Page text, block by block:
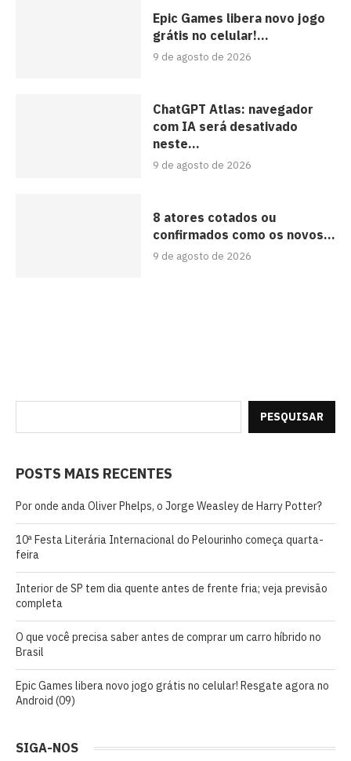
Epic Games libera novo jogo
grátis no celular!...
9 de agosto de 2026
ChatGPT Atlas: navegador
com IA será desativado
neste...
9 de agosto de 2026
8 atores cotados ou
confirmados como os novos...
9 de agosto de 2026
PESQUISAR
POSTS MAIS RECENTES
Por onde anda Oliver Phelps, o Jorge Weasley de Harry Potter?
10ª Festa Literária Internacional do Pelourinho começa quarta-
feira
Interior de SP tem dia quente antes de frente fria; veja previsão
completa
O que você precisa saber antes de comprar um carro híbrido no
Brasil
Epic Games libera novo jogo grátis no celular! Resgate agora no
Android (09)
SIGA-NOS